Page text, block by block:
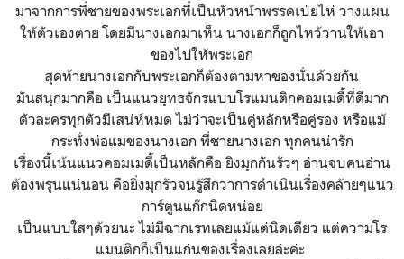
มาจากการพี่ชายของพระเอกที่เป็นหัวหน้าพรรคเป่ยไห่ วางแผน
ให้ตัวเองตาย โดยมีนางเอกมาเห็น นางเอกก็ถูกไหว้วานให้เอา
ของไปให้พระเอก
สุดท้ายนางเอกกับพระเอกก็ต้องตามหาของนั่นด้วยกัน
มันสนุกมากคือ เป็นแนวยุทธจักรแบบโรแมนติกคอมเมดี้ที่ดีมาก
ตัวละครทุกตัวมีเสน่ห์หมด ไม่ว่าจะเป็นคู่หลักหรือคู่รอง หรือแม้
กระทั่งพ่อแม่ของนางเอก พี่ชายนางเอก ทุกคนน่ารัก
เรื่องนี้เน้นแนวคอมเมดี้เป็นหลักคือ ยิงมุกกันรัวๆ อ่านจบคนอ่าน
ต้องพรุนแน่นอน คือยิ่งมุกรัวจนรู้สึกว่าการดำเนินเรื่องคล้ายๆแนว
การ์ตูนแก๊กนิดหน่อย
เป็นแบบใสๆด้วยนะ ไม่มีฉากเรทเลยแม้แต่นิดเดียว แต่ความโร
แมนติกก็เป็นแก่นของเรื่องเลยล่ะค่ะ